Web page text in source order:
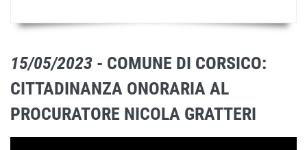
15/05/2023 - COMUNE DI CORSICO:
CITTADINANZA ONORARIA AL
PROCURATORE NICOLA GRATTERI